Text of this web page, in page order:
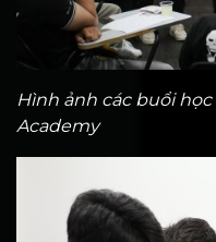
Hình ảnh các buổi
Academy